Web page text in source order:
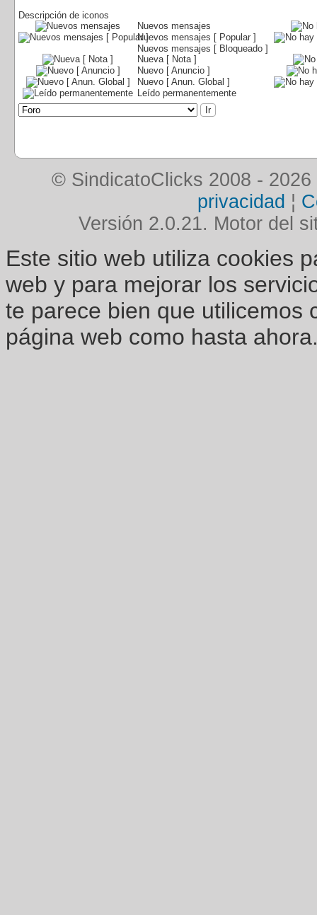
Descripción de iconos
Nuevos mensajes
Nuevos mensajes [ Popular ]
Nuevos mensajes [ Bloqueado ]
Nueva [ Nota ]
Nuevo [ Anuncio ]
Nuevo [ Anun. Global ]
Leído permanentemente
© SindicatoClicks 2008 - 2026
privacidad ¦
Versión 2.0.21. Motor del
Este sitio web utiliza cookies
web y para mejorar los
te parece bien que utilicemos
página web como hasta